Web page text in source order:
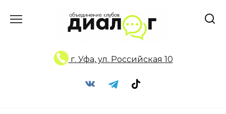
г. Уфа, ул. Российская 10